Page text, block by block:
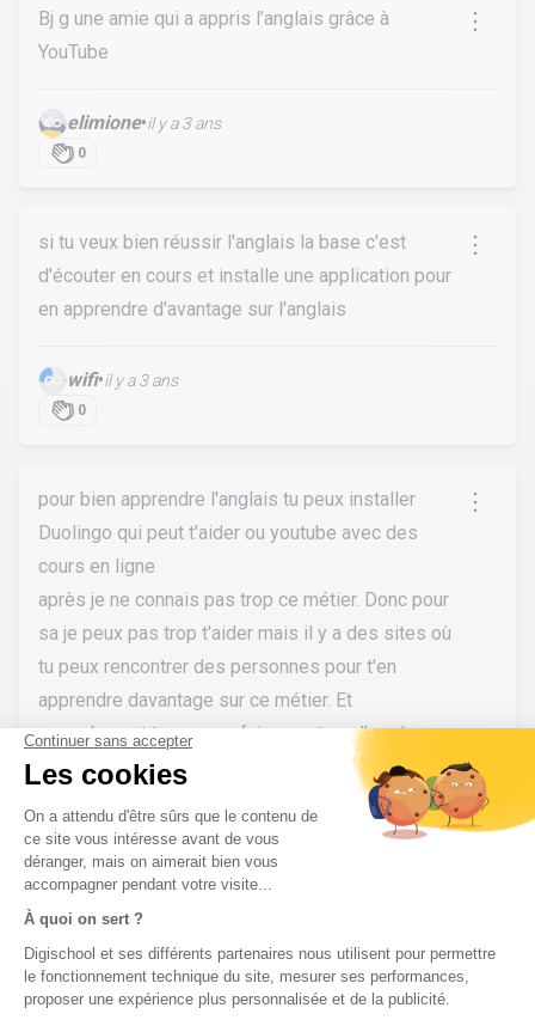
Bj g une amie qui a appris l’anglais grâce à
YouTube
elimione•il y a 3 ans
0
si tu veux bien réussir l'anglais la base c'est
d'écouter en cours et installe une application pour
en apprendre d'avantage sur l'anglais
wifi•il y a 3 ans
0
pour bien apprendre l'anglais tu peux installer
Duolingo qui peut t'aider ou youtube avec des
cours en ligne
après je ne connais pas trop ce métier. Donc pour
sa je peux pas trop t'aider mais il y a des sites où
tu peux rencontrer des personnes pour t'en
apprendre davantage sur ce métier. Et
normalement tu pourras faire un stage l'année
prochaine (en 4ème) donc cela pourrait te faire
fandekpop•il y a 3 ans
Pas de réponse à ton problème ? Poste une